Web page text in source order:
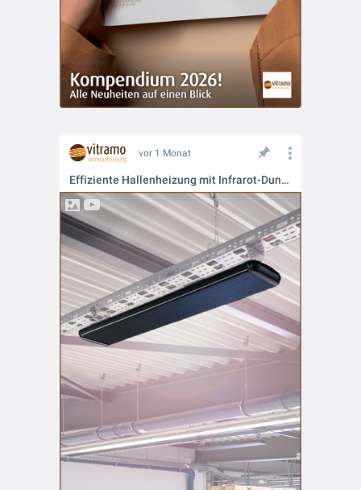
vor 1 Monat
Effiziente Hallenheizung mit Infrarot-Dunkelstrahlern: Die Vitramo Baureihe VC-A im Fokus